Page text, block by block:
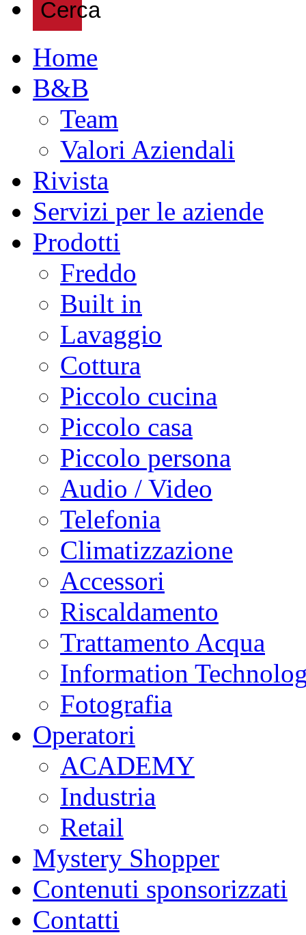
Home
B&B
Team
Valori Aziendali
Rivista
Servizi per le aziende
Prodotti
Freddo
Built in
Lavaggio
Cottura
Piccolo cucina
Piccolo casa
Piccolo persona
Audio / Video
Telefonia
Climatizzazione
Accessori
Riscaldamento
Trattamento Acqua
Information
Fotografia
Operatori
ACADEMY
Industria
Retail
Mystery Shopper
Contenuti sponsorizzati
Contatti